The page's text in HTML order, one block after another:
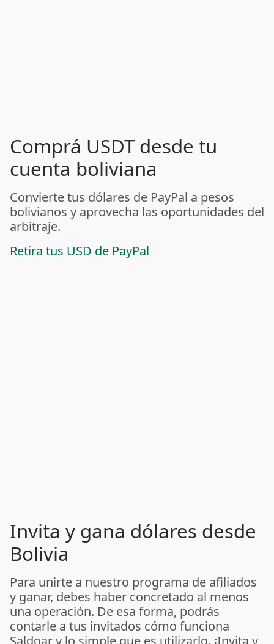
Comprá USDT desde tu
cuenta boliviana
Convierte tus dólares de PayPal a pesos
bolivianos y aprovecha las oportunidades del
arbitraje.
Retira tus USD de PayPal
Invita y gana dólares desde
Bolivia
Para unirte a nuestro programa de afiliados
y ganar, debes haber concretado al menos
una operación. De esa forma, podrás
contarle a tus invitados cómo funciona
Saldoar y lo simple que es utilizarlo. ¡Invita y